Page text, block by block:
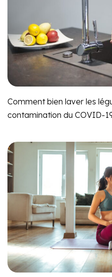
Comment bien laver les
contamination du COVID-